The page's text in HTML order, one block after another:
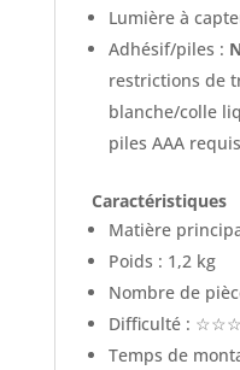
Lumière à
Adhésif/piles :
restrictions de
blanche/colle
piles AAA
Caractéristiques
Matière
Poids : 1,2 kg
Nombre de
Difficulté :
Temps de